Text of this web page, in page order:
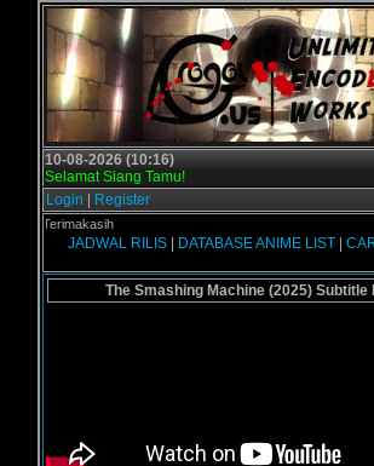
10-08-2026 (10:16)
Selamat Siang Tamu!
Login
Register
Terimakasih
JADWAL RILIS| DATABASE ANIME LIST|
The Smashing Machine (2025) Subtitle